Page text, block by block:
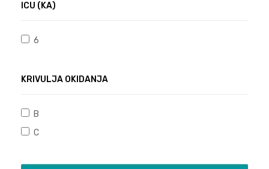
ICU (KA)
6
KRIVULJA OKIDANJA
B
C